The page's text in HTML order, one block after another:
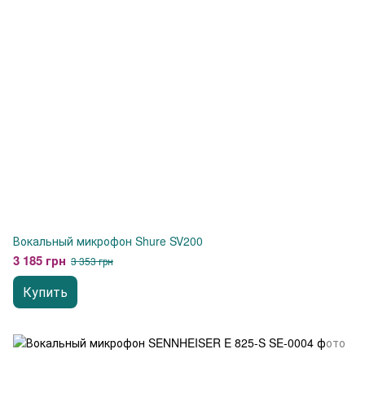
Вокальный микрофон Shure SV200
3 185 грн 3 353 грн
Купить